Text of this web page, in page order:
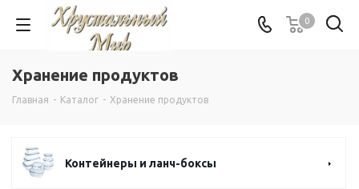
0
Хранение продуктов
Главная - Каталог - Хранение продуктов
Контейнеры и ланч-боксы